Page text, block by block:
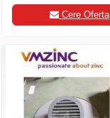
Cere Oferta